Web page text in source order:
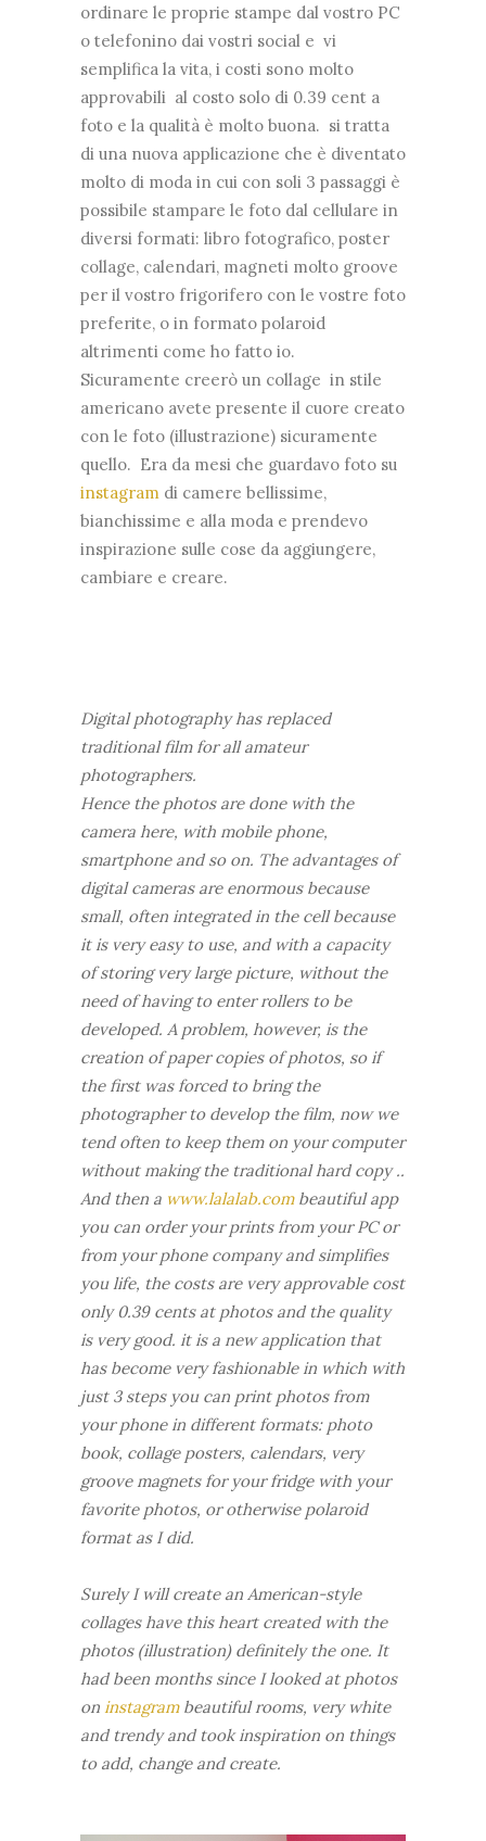
ordinare le proprie stampe dal vostro PC
o telefonino dai vostri social e vi
semplifica la vita, i costi sono molto
approvabili al costo solo di 0.39 cent a
foto e la qualità è molto buona. si tratta
di una nuova applicazione che è diventato
molto di moda in cui con soli 3 passaggi è
possibile stampare le foto dal cellulare in
diversi formati: libro fotografico, poster
collage, calendari, magneti molto groove
per il vostro frigorifero con le vostre foto
preferite, o in formato polaroid
altrimenti come ho fatto io.
Sicuramente creerò un collage in stile
americano avete presente il cuore creato
con le foto (illustrazione) sicuramente
quello. Era da mesi che guardavo foto su
instagram di camere bellissime,
bianchissime e alla moda e prendevo
inspirazione sulle cose da aggiungere,
cambiare e creare.
Digital photography has replaced
traditional film for all amateur
photographers.
Hence the photos are done with the
camera here, with mobile phone,
smartphone and so on. The advantages of
digital cameras are enormous because
small, often integrated in the cell because
it is very easy to use, and with a capacity
of storing very large picture, without the
need of having to enter rollers to be
developed. A problem, however, is the
creation of paper copies of photos, so if
the first was forced to bring the
photographer to develop the film, now we
tend often to keep them on your computer
without making the traditional hard copy ..
And then a www.lalalab.combeautiful app
you can order your prints from your PC or
from your phone company and simplifies
you life, the costs are very approvable cost
only 0.39 cents at photos and the quality
is very good. it is a new application that
has become very fashionable in which with
just 3 steps you can print photos from
your phone in different formats: photo
book, collage posters, calendars, very
groove magnets for your fridge with your
favorite photos, or otherwise polaroid
format as I did.
Surely I will create an American-style
collages have this heart created with the
photos (illustration) definitely the one. It
had been months since I looked at photos
on instagrambeautiful rooms, very white
and trendy and took inspiration on things
to add, change and create.